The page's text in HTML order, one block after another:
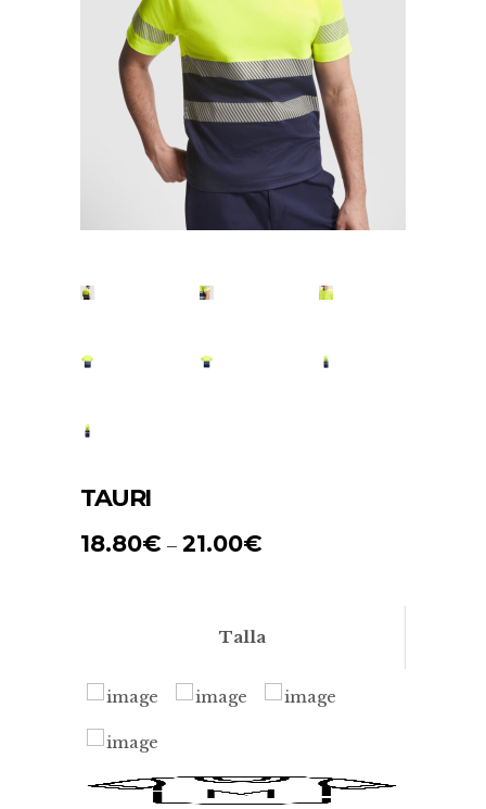
TAURI
18.80€ – 21.00€
Talla